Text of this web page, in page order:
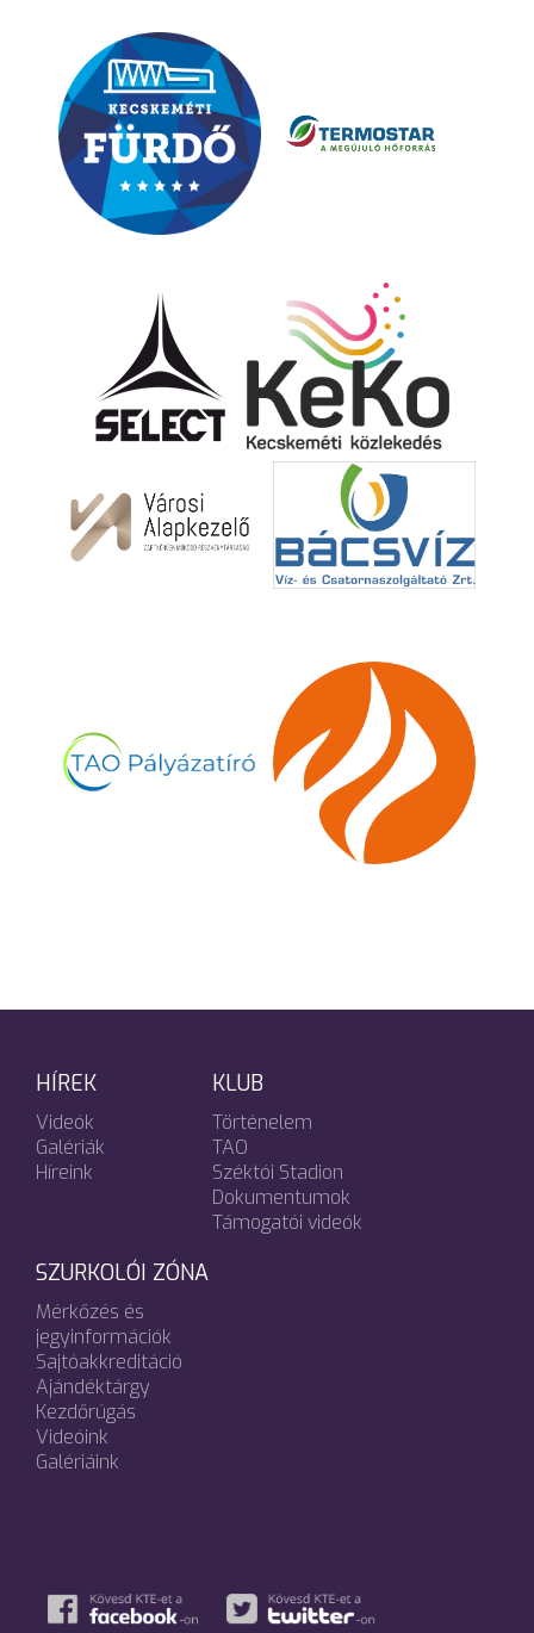
HÍREK
Videók
Galériák
Híreink
KLUB
Történelem
TAO
Széktói Stadion
Dokumentumok
Támogatói videók
SZURKOLÓI ZÓNA
Mérkőzés és
jegyinformációk
Sajtóakkreditáció
Ajándéktárgy
Kezdőrúgás
Videóink
Galériáink